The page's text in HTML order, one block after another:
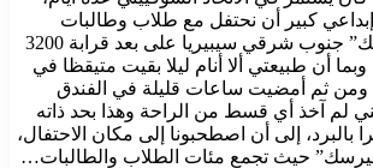
كبير أن نحتفل مع طلاب وطالبات
جامعة “نوفوسيبيرسك” جنوب شرقي سيبيريا على بعد قرابة 3200
أن طبيعتي ألا أنام ليلا بقيت متيقظا في
ومن ثم أمضيت ساعات قليلة في الفندق
لم آخذ أي قسط من الراحة وهذا بحد ذاته
بالبرد، إلى أن اصطحبونا إلى مكان الاحتفال،
حيث تجمع مئات الطلاب والطالبات…